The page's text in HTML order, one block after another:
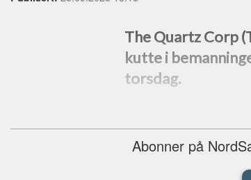
The Quartz Corp
kutte i
torsdag.
Abonner på